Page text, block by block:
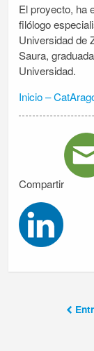
El proyecto, ha
filólogo
Universidad de
Saura,
Universidad.
Inicio –
Compartir